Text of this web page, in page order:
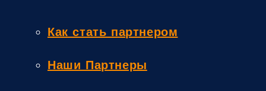
Как стать партнером
Наши Партнеры